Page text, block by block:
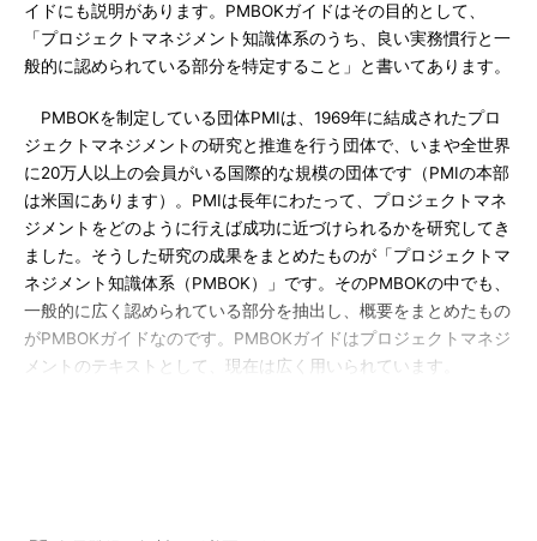
イドにも説明があります。PMBOKガイドはその目的として、
「プロジェクトマネジメント知識体系のうち、良い実務慣行と一
般的に認められている部分を特定すること」と書いてあります。
PMBOKを制定している団体PMIは、1969年に結成されたプロ
ジェクトマネジメントの研究と推進を行う団体で、いまや全世界
に20万人以上の会員がいる国際的な規模の団体です（PMIの本部
は米国にあります）。PMIは長年にわたって、プロジェクトマネ
ジメントをどのように行えば成功に近づけられるかを研究してき
ました。そうした研究の成果をまとめたものが「プロジェクトマ
ネジメント知識体系（PMBOK）」です。そのPMBOKの中でも、
一般的に広く認められている部分を抽出し、概要をまとめたもの
がPMBOKガイドなのです。PMBOKガイドはプロジェクトマネジ
メントのテキストとして、現在は広く用いられています。
第1部 プロジェクトマネジメント・フレ